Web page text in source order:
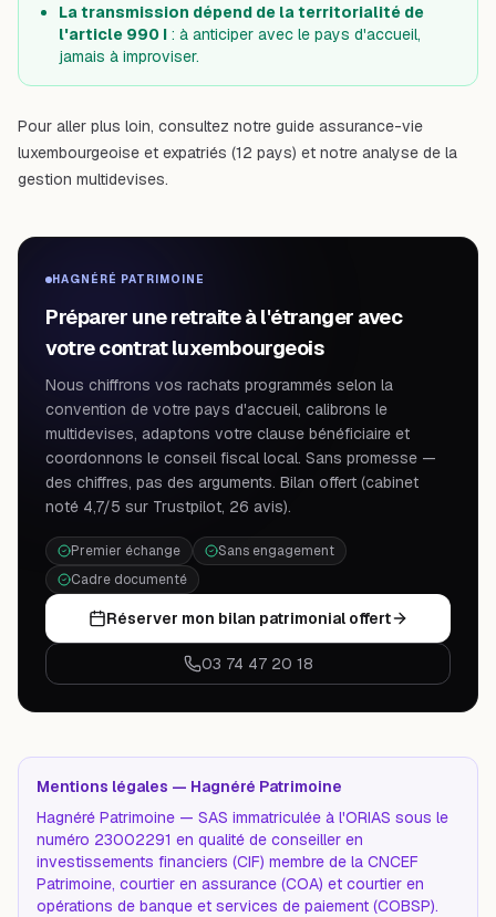
La transmission dépend de la territorialité de
l'article 990 I : à anticiper avec le pays d'accueil,
jamais à improviser.
Pour aller plus loin, consultez notre guide assurance-vie
luxembourgeoise et expatriés (12 pays) et notre analyse de la
gestion multidevises.
HAGNÉRÉ PATRIMOINE
Préparer une retraite à l'étranger avec
votre contrat luxembourgeois
Nous chiffrons vos rachats programmés selon la
convention de votre pays d'accueil, calibrons le
multidevises, adaptons votre clause bénéficiaire et
coordonnons le conseil fiscal local. Sans promesse —
des chiffres, pas des arguments. Bilan offert (cabinet
noté 4,7/5 sur Trustpilot, 26 avis).
Premier échange
Sans engagement
Cadre documenté
Réserver mon bilan patrimonial offert
03 74 47 20 18
Mentions légales — Hagnéré Patrimoine
Hagnéré Patrimoine — SAS immatriculée à l'ORIAS sous le
numéro 23002291 en qualité de conseiller en
investissements financiers (CIF) membre de la CNCEF
Patrimoine, courtier en assurance (COA) et courtier en
opérations de banque et services de paiement (COBSP).